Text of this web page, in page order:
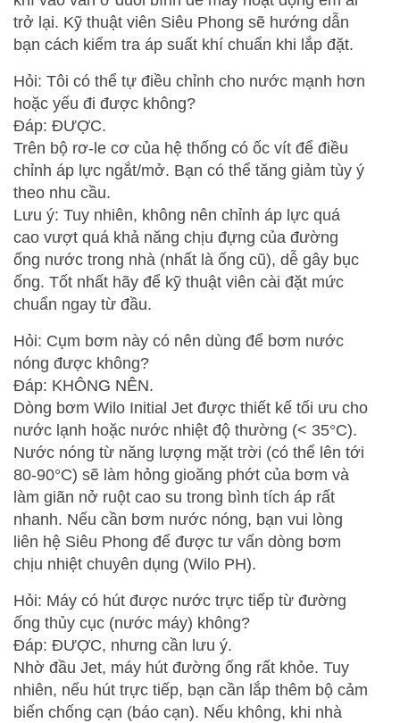
trở lại. Kỹ thuật viên Siêu Phong sẽ hướng dẫn
bạn cách kiểm tra áp suất khí chuẩn khi lắp đặt.
Hỏi: Tôi có thể tự điều chỉnh cho nước mạnh hơn
hoặc yếu đi được không?
Đáp: ĐƯỢC.
Trên bộ rơ-le cơ của hệ thống có ốc vít để điều
chỉnh áp lực ngắt/mở. Bạn có thể tăng giảm tùy ý
theo nhu cầu.
Lưu ý: Tuy nhiên, không nên chỉnh áp lực quá
cao vượt quá khả năng chịu đựng của đường
ống nước trong nhà (nhất là ống cũ), dễ gây bục
ống. Tốt nhất hãy để kỹ thuật viên cài đặt mức
chuẩn ngay từ đầu.
Hỏi: Cụm bơm này có nên dùng để bơm nước
nóng được không?
Đáp: KHÔNG NÊN.
Dòng bơm Wilo Initial Jet được thiết kế tối ưu cho
nước lạnh hoặc nước nhiệt độ thường (< 35°C).
Nước nóng từ năng lượng mặt trời (có thể lên tới
80-90°C) sẽ làm hỏng gioăng phớt của bơm và
làm giãn nở ruột cao su trong bình tích áp rất
nhanh. Nếu cần bơm nước nóng, bạn vui lòng
liên hệ Siêu Phong để được tư vấn dòng bơm
chịu nhiệt chuyên dụng (Wilo PH).
Hỏi: Máy có hút được nước trực tiếp từ đường
ống thủy cục (nước máy) không?
Đáp: ĐƯỢC, nhưng cần lưu ý.
Nhờ đầu Jet, máy hút đường ống rất khỏe. Tuy
nhiên, nếu hút trực tiếp, bạn cần lắp thêm bộ cảm
biến chống cạn (báo cạn). Nếu không, khi nhà